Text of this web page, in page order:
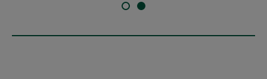
SLIDE 1SLIDE 2